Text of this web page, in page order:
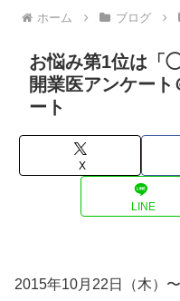
ホーム ブログ
お悩み第1位は「
開業医アンケー
ート
X
LINE
2015年10月22日（木）